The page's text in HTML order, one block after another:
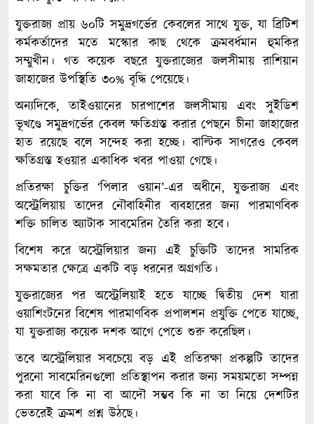
যুক্তরাজ্য প্রায় ৬০টি সমুদ্রগর্ভের কেবলের সাথে যুক্ত, যা ব্রিটিশ
কর্মকর্তাদের মতে মস্কোর কাছ থেকে ক্রমবর্ধমান হুমকির
সম্মুখীন। গত কয়েক বছরে যুক্তরাজ্যের জলসীমায় রাশিয়ান
জাহাজের উপস্থিতি ৩০% বৃদ্ধি পেয়েছে।
অন্যদিকে, তাইওয়ানের চারপাশের জলসীমায় এবং সুইডিশ
ভূখণ্ডে সমুদ্রগর্ভের কেবল ক্ষতিগ্রস্ত করার পেছনে চীনা জাহাজের
হাত রয়েছে বলে সন্দেহ করা হচ্ছে। বাল্টিক সাগরেও কেবল
ক্ষতিগ্রস্ত হওয়ার একাধিক খবর পাওয়া গেছে।
প্রতিরক্ষা চুক্তির ‘পিলার ওয়ান’-এর অধীনে, যুক্তরাজ্য এবং
অস্ট্রেলিয়ায় তাদের নৌবাহিনীর ব্যবহারের জন্য পারমাণবিক
শক্তি চালিত অ্যাটাক সাবমেরিন তৈরি করা হবে।
বিশেষ করে অস্ট্রেলিয়ার জন্য এই চুক্তিটি তাদের সামরিক
সক্ষমতার ক্ষেত্রে একটি বড় ধরনের অগ্রগতি।
যুক্তরাজ্যের পর অস্ট্রেলিয়াই হতে যাচ্ছে দ্বিতীয় দেশ যারা
ওয়াশিংটনের বিশেষ পারমাণবিক প্রপালশন প্রযুক্তি পেতে যাচ্ছে,
যা যুক্তরাজ্য কয়েক দশক আগে পেতে শুরু করেছিল।
তবে অস্ট্রেলিয়ার সবচেয়ে বড় এই প্রতিরক্ষা প্রকল্পটি তাদের
পুরনো সাবমেরিনগুলো প্রতিস্থাপন করার জন্য সময়মতো সম্পন্ন
করা যাবে কি না বা আদৌ সম্ভব কি না তা নিয়ে দেশটির
ভেতরেই ক্রমশ প্রশ্ন উঠছে।